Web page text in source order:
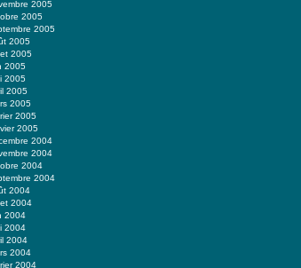
2005
2005
2005
2005
2005
2005
2005
2005
2005
2005
2005
2004
2004
2004
2004
2004
2004
2004
2004
2004
2004
2004